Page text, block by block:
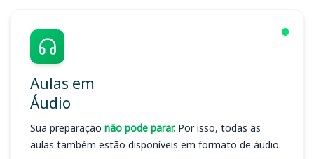
Aulas em
Áudio
Sua preparação não pode parar. Por isso, todas as
aulas também estão disponíveis em formato de áudio.